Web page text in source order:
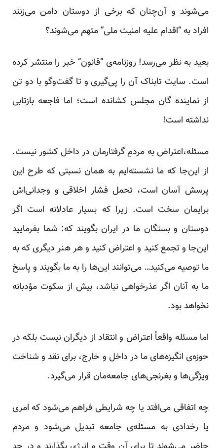
می‌شوند و آن‌چنان که برخی از دوستان دامن می‌زنند
افراد به “اقدام علیه امنیت ملی” متهم می‌شوند؟
بعید به نظر می‌رسد! روزنامه‌ی “قانون” خبر را منتشر کرده
است. سایت تابناک آن را پی‌گیری و تا گفت‌وگو با دو تن
از نماینده گان مجلس کشانده است؛ اما فاجعه بازتابی
نداشته است!
مسئله‌،اعتراض به مردمِ گرفتارمان در داخل کشور نیست.
از این‌جا که ما نشسته‌ایم به همان نسبتی که طرح این
پرسش آسان است، تحمل فشار اخلاقی و وجدانی‌اش
برایمان سخت است. زیرا که بسیار عادلانه است اگر
دوستان و بستگان ما در ایران بگویند که: شما بفرمایید
این‌جا و تجمع کنید و اعتراض کنید و هر هنر دیگری که به
ما توصیه می‌کنید… می‌توانند این‌ها را به ما بگویند و پاسخ
ما به آنان اگر عذرخواهی نباشد، بیش از سکوت مؤدبانه
نخواهد بود.
اما مسئله واقعاً اعتراض و انتقاد از دیگران نیست بلکه در
حوزه‌ی انگیزه‌های ما در داخل و خارج، برای نقد و شناخت
ویژ‌گی‌ها و بغرنجی‌های جامعه‌مان قرار می‌گیرد.
چه اتفاقی می‌افتد یا چه شرایطی فراهم می‌شود که امری
یا رخدادی به مسئله‌ی جامعه تبدیل می‌شود و مردم